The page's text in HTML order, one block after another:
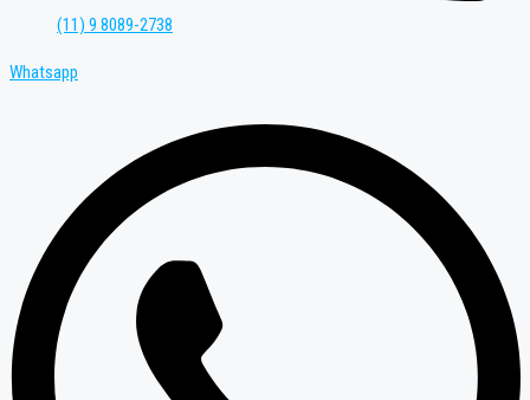
(11) 9 8089-2738
Whatsapp